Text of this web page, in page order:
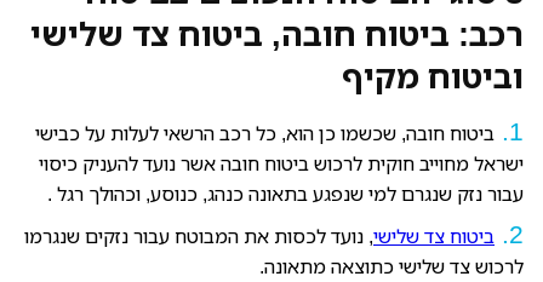
רכב: ביטוח חובה, ביטוח צד שלישי
וביטוח מקיף
ביטוח חובה, שכשמו כן הוא, כל רכב הרשאי לעלות על כבישי
ישראל מחוייב חוקית לרכוש ביטוח חובה אשר נועד להעניק כיסוי
עבור נזק שנגרם למי שנפגע בתאונה כנהג, כנוסע, וכהולך רגל .
ביטוח צד שלישי, נועד לכסות את המבוטח עבור נזקים שנגרמו
לרכוש צד שלישי כתוצאה מתאונה.